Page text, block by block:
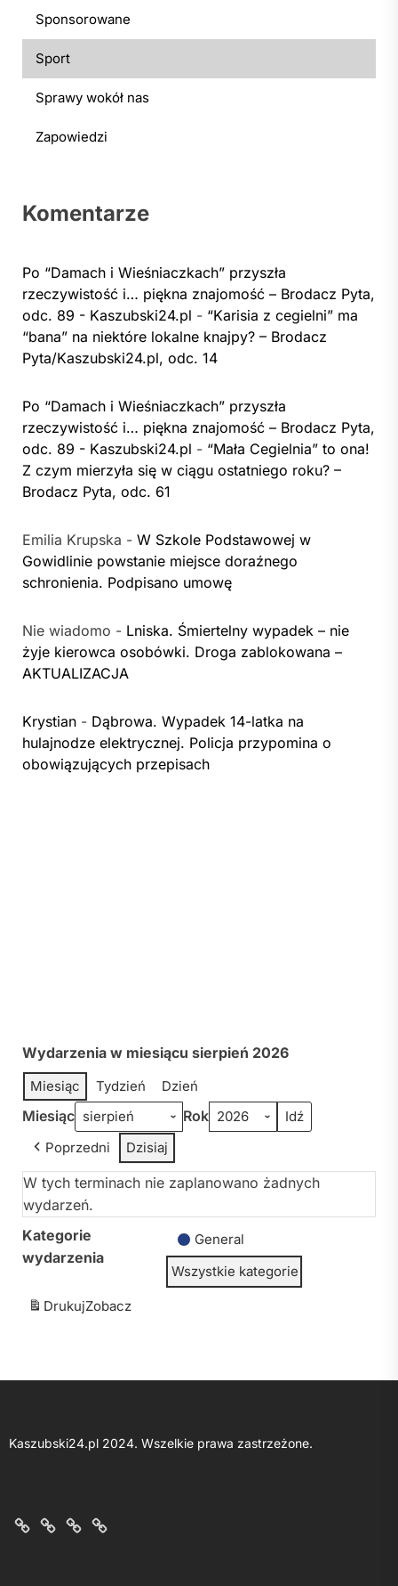
Sponsorowane
Sport
Sprawy wokół nas
Zapowiedzi
Komentarze
Po “Damach i Wieśniaczkach” przyszła
rzeczywistość i… piękna znajomość – Brodacz Pyta,
odc. 89 - Kaszubski24.pl - “Karisia z cegielni” ma
“bana” na niektóre lokalne knajpy? – Brodacz
Pyta/Kaszubski24.pl, odc. 14
Po “Damach i Wieśniaczkach” przyszła
rzeczywistość i… piękna znajomość – Brodacz Pyta,
odc. 89 - Kaszubski24.pl - “Mała Cegielnia” to ona!
Z czym mierzyła się w ciągu ostatniego roku? –
Brodacz Pyta, odc. 61
Emilia Krupska - W Szkole Podstawowej w
Gowidlinie powstanie miejsce doraźnego
schronienia. Podpisano umowę
Nie wiadomo - Lniska. Śmiertelny wypadek – nie
żyje kierowca osobówki. Droga zablokowana –
AKTUALIZACJA
Krystian - Dąbrowa. Wypadek 14-latka na
hulajnodze elektrycznej. Policja przypomina o
obowiązujących przepisach
Wydarzenia w miesiącu sierpień 2026
Miesiąc Tydzień Dzień
Miesiąc Rok
Poprzedni Dzisiaj
W tych terminach nie zaplanowano żadnych
wydarzeń.
Kategorie
wydarzenia
General
Wszystkie kategorie
DrukujZobacz
Kaszubski24.pl 2024. Wszelkie prawa zastrzeżone.
O
KontaktPolitykaRegulamin